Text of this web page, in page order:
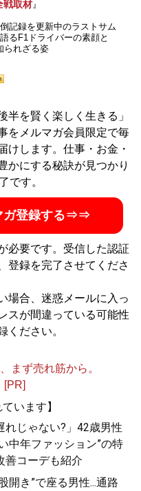
戦取材』
記録を更新中のラストサム
るF1ドライバーの素顔と
られざる姿
半を賢く楽しく生きる」
をメルマガ会員限定で毎
けします。仕事・お金・
にする秘訣が見つかり
です。
ガ登録する⇒⇒
必要です。受信した認証
登録を完了させてくださ
場合、迷惑メールに入っ
スが間違っている可能性
ください。
まず売れ筋から。
[PR]
います】
じゃない?」42歳男性
中年ファッション”の特
善コーデも紹介
開き”で座る男性...通路